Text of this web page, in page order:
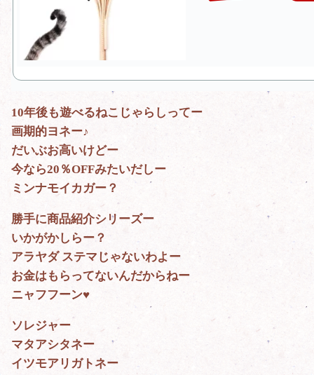
10年後も遊べるねこじゃらしってー
画期的ヨネー♪
だいぶお高いけどー
今なら20％OFFみたいだしー
ミンナモイカガー？
勝手に商品紹介シリーズー
いかがかしらー？
アラヤダ ステマじゃないわよー
お金はもらってないんだからねー
ニャフフーン♥
ソレジャー
マタアシタネー
イツモアリガトネー